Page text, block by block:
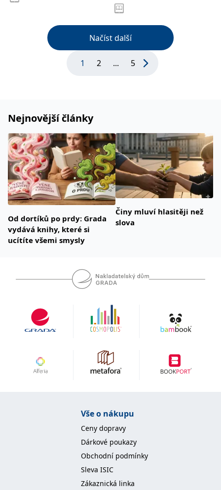
Načíst další
1 2 ... 5
Nejnovější články
Od dortíků po prdy: Grada
vydává knihy, které si
ucítíte všemi smysly
Činy mluví hlasitěji než
slova
Vše o nákupu
Ceny dopravy
Dárkové poukazy
Obchodní podmínky
Sleva ISIC
Zákaznická linka